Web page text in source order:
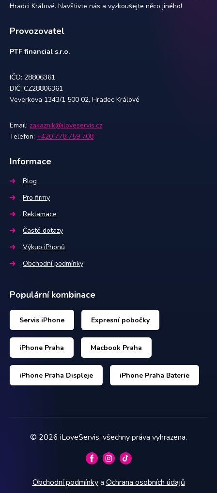
Hradci Králové. Navštivte nás a vyzkoušejte něco jiného!
Provozovatel
PTF financial s.r.o.
IČO: 28806361
DIČ: CZ28806361
Veverkova 1343/1 500 02, Hradec Králové
Email: zakaznik@iloveservis.cz
Telefon: +420 778 759 708
Informace
Blog
Pro firmy
Reklamace
Časté dotazy
Výkup iPhonů
Obchodní podmínky
Populární kombinace
Servis iPhone Expresní pobočky
iPhone Praha Macbook Praha
iPhone Praha Displeje iPhone Praha Baterie
© 2026 iLoveServis, všechny práva vyhrazena.
Obchodní podmínky a Ochrana osobních údajů